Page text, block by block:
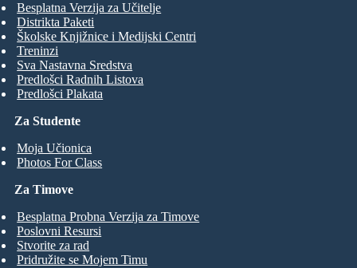
Za Studente
Moja Učionica
Photos For Class
Besplatna Verzija za Učitelje
Distrikta Paketi
Školske Knjižnice i Medijski Centri
Treninzi
Sva Nastavna Sredstva
Predlošci Radnih Listova
Predlošci Plakata
Za Timove
Besplatna Probna Verzija za Timove
Poslovni Resursi
Stvorite za rad
Pridružite se Mojem Timu